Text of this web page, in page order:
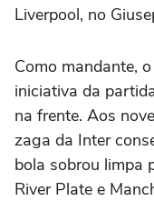
Liverpool, no
Como mandante,
iniciativa da
na frente. Aos
zaga da Inter
bola sobrou limpa
River Plate e